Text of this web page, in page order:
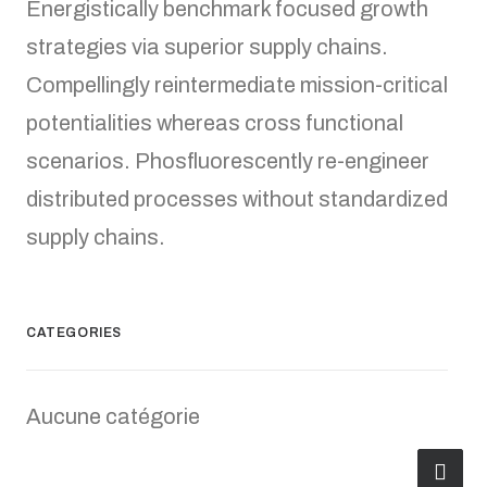
Energistically benchmark focused growth
strategies via superior supply chains.
Compellingly reintermediate mission-critical
potentialities whereas cross functional
scenarios. Phosfluorescently re-engineer
distributed processes without standardized
supply chains.
CATEGORIES
Aucune catégorie